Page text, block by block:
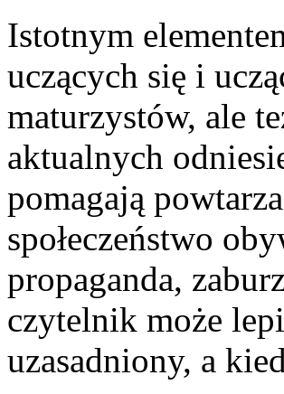
Istotnym
uczących się i
maturzystów, ale
aktualnych
pomagają
społeczeństwo
propaganda,
czytelnik może
uzasadniony, a